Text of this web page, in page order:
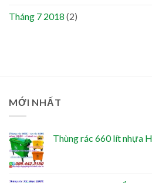
Tháng 7 2018 (2)
MỚI NHẤT
Thùng rác 660 lít nhựa